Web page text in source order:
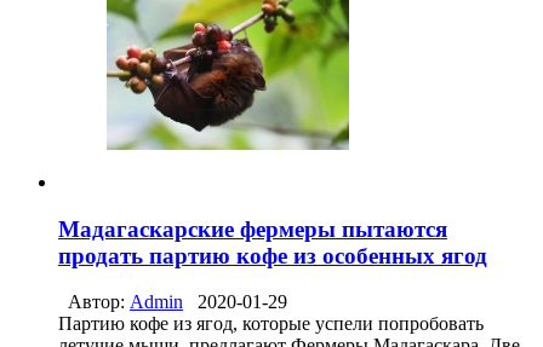
Мадагаскарские фермеры пытаются
продать партию кофе из особенных ягод
Автор: Admin
2020-01-29
Партию кофе из ягод, которые успели попробовать